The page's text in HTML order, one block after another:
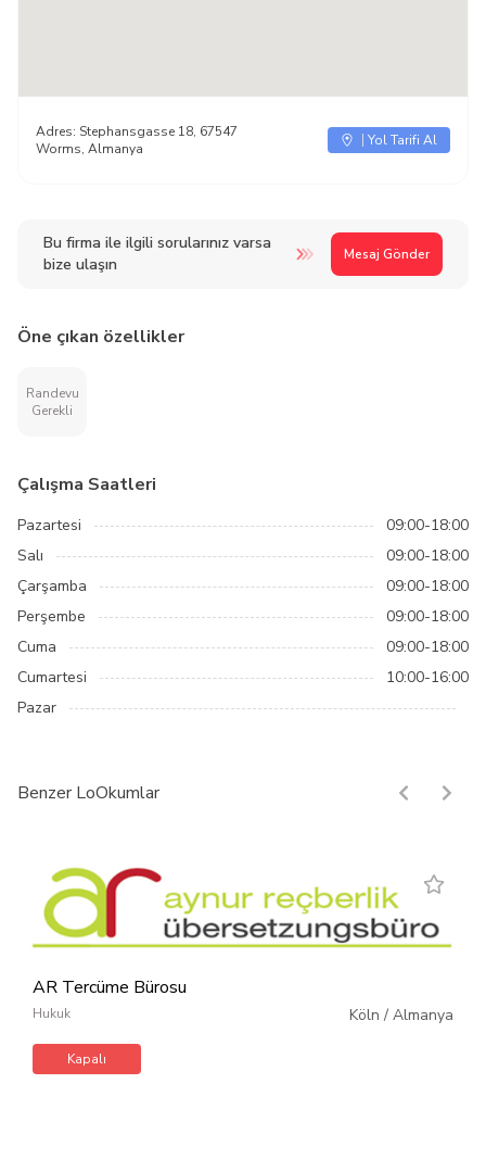
Bu firma ile ilgili sorularınız varsa
bize ulaşın
Mesaj Gönder
Adres: Stephansgasse 18, 67547
Worms, Almanya
Yol Tarifi Al
Öne çıkan özellikler
Randevu
Gerekli
Çalışma Saatleri
Pazartesi
09:00-18:00
Salı
09:00-18:00
Çarşamba
09:00-18:00
Perşembe
09:00-18:00
Cuma
09:00-18:00
Cumartesi
10:00-16:00
Pazar
Benzer LoOkumlar
AR Tercüme Bürosu
Hukuk Köln / Almanya
Kapalı